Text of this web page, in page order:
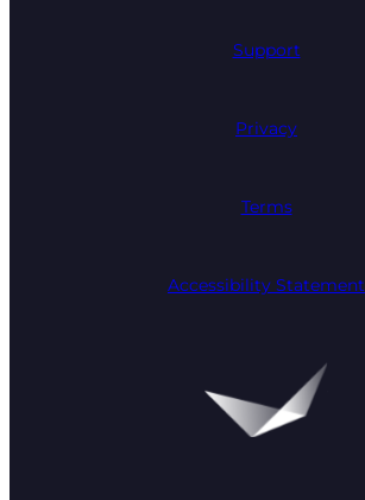
Support
Privacy
Terms
Accessibility Statement